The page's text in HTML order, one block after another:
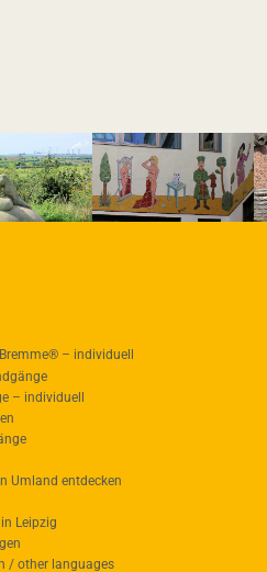
– individuell
– individuell
Umland entdecken
Leipzig
/ other languages